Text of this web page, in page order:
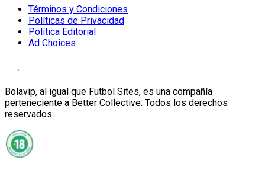
Términos y Condiciones
Políticas de Privacidad
Política Editorial
Ad Choices
Bolavip, al igual que Futbol Sites, es una compañía
perteneciente a Better Collective. Todos los derechos
reservados.